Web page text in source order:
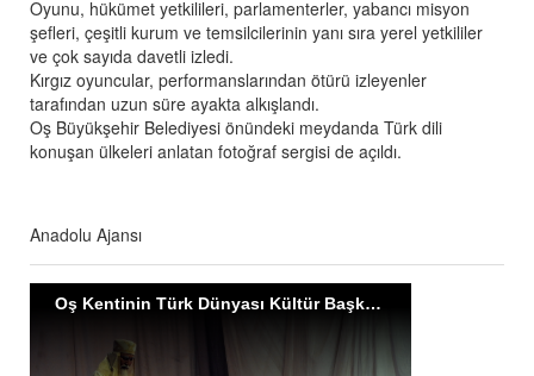
Oyunu, hükümet yetkilileri, parlamenterler, yabancı misyon
şefleri, çeşitli kurum ve temsilcilerinin yanı sıra yerel yetkililer
ve çok sayıda davetli izledi.
Kırgız oyuncular, performanslarından ötürü izleyenler
tarafından uzun süre ayakta alkışlandı.
Oş Büyükşehir Belediyesi önündeki meydanda Türk dili
konuşan ülkeleri anlatan fotoğraf sergisi de açıldı.
Anadolu Ajansı
Oş Kentinin Türk Dünyası Kültür Başkenti Olması